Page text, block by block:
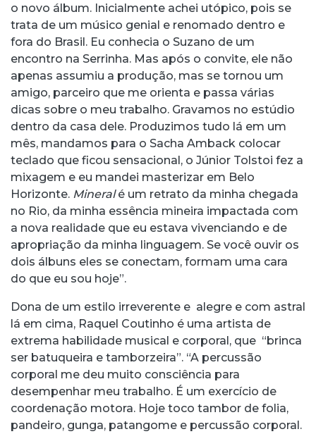
o novo álbum. Inicialmente achei utópico, pois se
trata de um músico genial e renomado dentro e
fora do Brasil. Eu conhecia o Suzano de um
encontro na Serrinha. Mas após o convite, ele não
apenas assumiu a produção, mas se tornou um
amigo, parceiro que me orienta e passa várias
dicas sobre o meu trabalho. Gravamos no estúdio
dentro da casa dele. Produzimos tudo lá em um
mês, mandamos para o Sacha Amback colocar
teclado que ficou sensacional, o Júnior Tolstoi fez a
mixagem e eu mandei masterizar em Belo
Horizonte. Mineralé um retrato da minha chegada
no Rio, da minha essência mineira impactada com
a nova realidade que eu estava vivenciando e de
apropriação da minha linguagem. Se você ouvir os
dois álbuns eles se conectam, formam uma cara
do que eu sou hoje”.
Dona de um estilo irreverente e alegre e com astral
lá em cima, Raquel Coutinho é uma artista de
extrema habilidade musical e corporal, que “brinca
ser batuqueira e tamborzeira”. “A percussão
corporal me deu muito consciência para
desempenhar meu trabalho. É um exercício de
coordenação motora. Hoje toco tambor de folia,
pandeiro, gunga, patangome e percussão corporal.